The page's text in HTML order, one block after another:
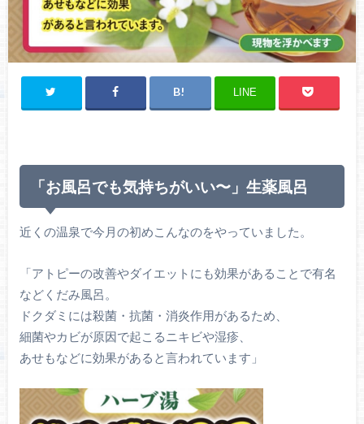
LINE
「お風呂でも気持ちがいい〜」生薬風呂
近くの温泉で今月の初めこんなのをやっていました。
「アトピーの改善やダイエットにも効果があることで有名
などくだみ風呂。
ドクダミには殺菌・抗菌・消炎作用があるため、
細菌やカビが原因で起こるニキビや湿疹、
あせもなどに効果があると言われています」